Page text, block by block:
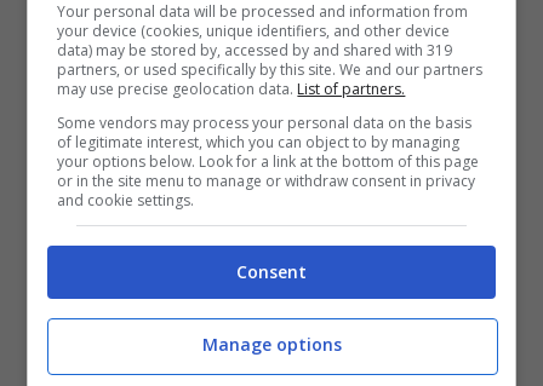
tattoos maori.
Viso
Costituendo esso l’estremità più elevata il
significato corrispondente non poteva che
essere rilevante come illegame con gli
Dei, strettamente correlato a concetti quali
saggezza e conoscenza.
Your personal data will be processed and information from
your device (cookies, unique identifiers, and other device
data) may be stored by, accessed by and shared with 319
partners, or used specifically by this site. We and our partners
may use precise geolocation data. List of partners.
Some vendors may process your personal data on the basis
of legitimate interest, which you can object to by managing
your options below. Look for a link at the bottom of this page
or in the site menu to manage or withdraw consent in privacy
and cookie settings.
Consent
Manage options